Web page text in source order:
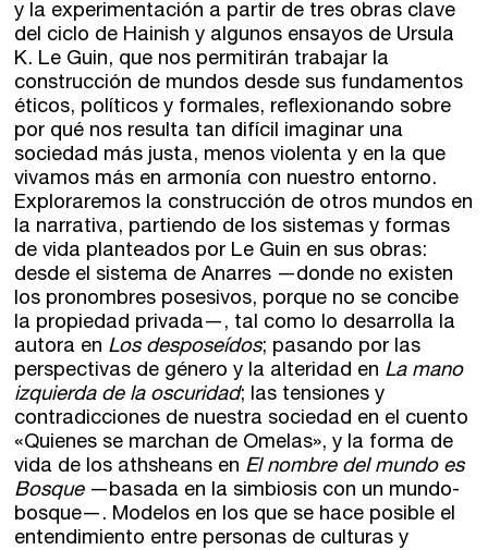
Vitoria
Zaragoza
Santander
Gijón
Palma
Las Palmas
Máster de creación poética
fuentetaja
Quiénes somos
Nuestra filosofía
Nuestro equipo
Coordinadores
Comunidad
Club de Escritura
Concursos
Editorial
y la experimentación a partir de tres obras clave
del ciclo de Hainish y algunos ensayos de Ursula
K. Le Guin, que nos permitirán trabajar la
construcción de mundos desde sus fundamentos
éticos, políticos y formales, reflexionando sobre
por qué nos resulta tan difícil imaginar una
sociedad más justa, menos violenta y en la que
vivamos más en armonía con nuestro entorno.
Exploraremos la construcción de otros mundos en
la narrativa, partiendo de los sistemas y formas
de vida planteados por Le Guin en sus obras:
desde el sistema de Anarres —donde no existen
los pronombres posesivos, porque no se concibe
la propiedad privada—, tal como lo desarrolla la
autora en Los desposeídos; pasando por las
perspectivas de género y la alteridad en La mano
izquierda de la oscuridad; las tensiones y
contradicciones de nuestra sociedad en el cuento
«Quienes se marchan de Omelas», y la forma de
vida de los athsheans en El nombre del mundo es
Bosque—basada en la simbiosis con un mundo-
bosque—. Modelos en los que se hace posible el
entendimiento entre personas de culturas y